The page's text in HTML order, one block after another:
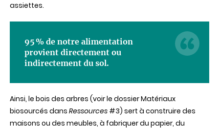
assiettes.
95 % de notre alimentation
provient directement ou
indirectement du sol.
Ainsi, le bois des arbres (voir le dossier Matériaux
biosourcés dans Ressources #3) sert à construire des
maisons ou des meubles, à fabriquer du papier, du